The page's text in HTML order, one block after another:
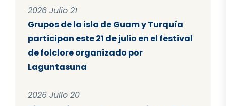
2026 Julio 21
Grupos de la isla de Guam y Turquía
participan este 21 de julio en el festival
de folclore organizado por
Laguntasuna
2026 Julio 20